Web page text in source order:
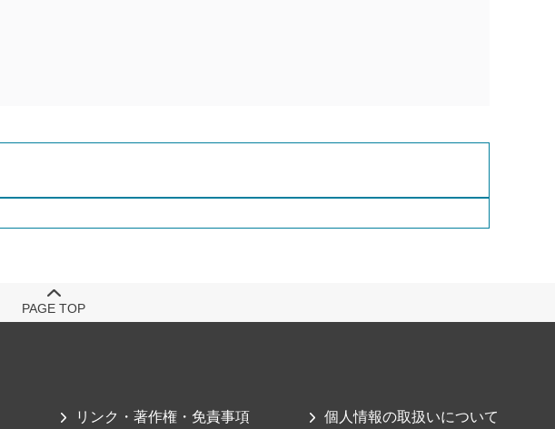
PAGE TOP
リンク・著作権・免責事項 個人情報の取扱いについて